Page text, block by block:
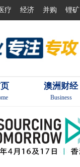
疗 经济 并购 锂矿
澳洲财经
Business